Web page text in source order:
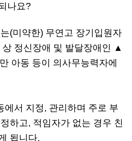
나요?
(미약한) 무연고 장기입원자
상 정신장애 및 발달장애인 ▲
아동 등이 의사무능력자에
에서 지정, 관리하며 주로 부
하고, 적임자가 없는 경우 친
됩니다.